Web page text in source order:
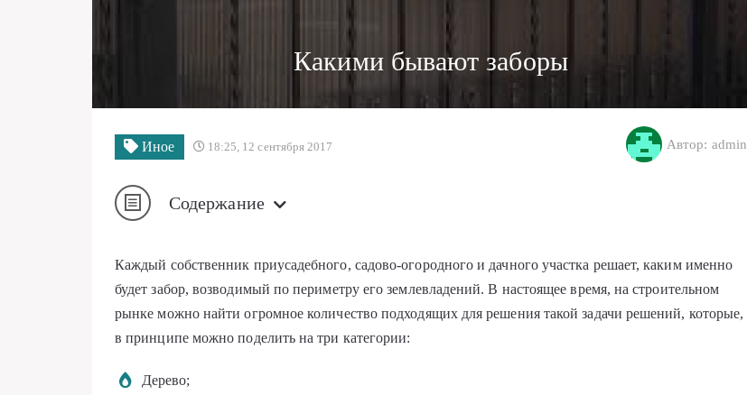
Какими бывают заборы
Иное 18:25, 12 сентября 2017 Автор: admin
Содержание
Каждый собственник приусадебного, садово-огородного и дачного участка решает, каким именно
будет забор, возводимый по периметру его землевладений. В настоящее время, на строительном
рынке можно найти огромное количество подходящих для решения такой задачи решений, которые,
в принципе можно поделить на три категории:
Дерево;